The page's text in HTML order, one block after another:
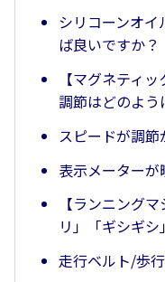
シリコーンオ
ば良いですか？
【マグネティ
調節はどのよう
スピードが調
表示メーターが
【ランニング
リ」「ギシギシ
走行ベルト/歩